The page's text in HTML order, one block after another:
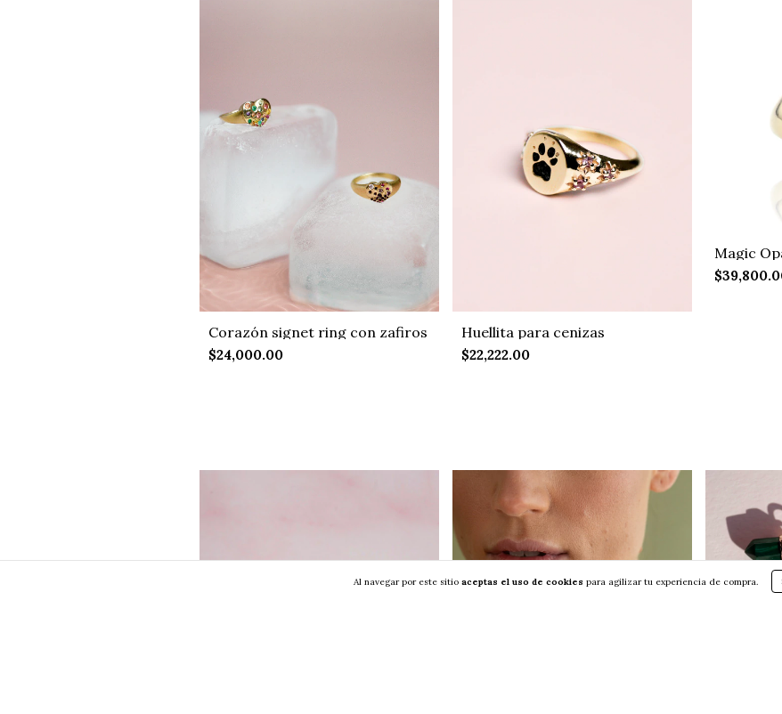
Al navegar por este sitio aceptas el uso de cookies para agilizar tu experiencia de compra.
Corazón signet ring con zafiros
$24,000.00
Huellita para cenizas
$22,222.00
Magic